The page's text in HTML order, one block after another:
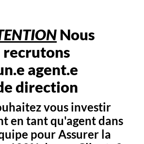
Nous
recrutons
agent.e
direction
vous investir
en tant qu'agent dans
pour Assurer la